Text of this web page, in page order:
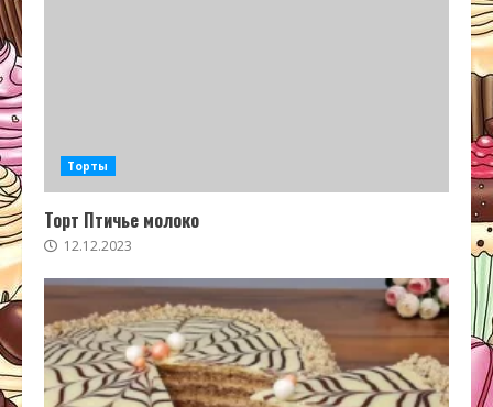
Торты
Торт Птичье молоко
12.12.2023